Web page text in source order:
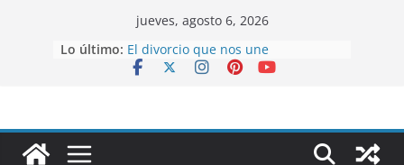
jueves, agosto 6, 2026
Lo último: El divorcio que nos une
La millonésima mujer